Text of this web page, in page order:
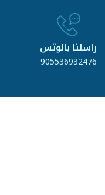
راسلنا بالوتس
905536932476